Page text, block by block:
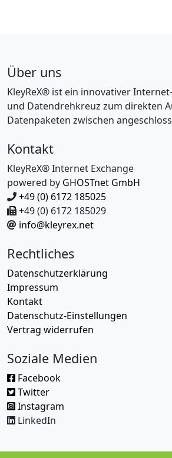
Über uns
KleyReX® ist ein innovativer
und Datendrehkreuz zum direkten
Datenpaketen zwischen
Kontakt
KleyReX® Internet Exchange
powered by GHOSTnet GmbH
+49 (0) 6172 185025
+49 (0) 6172 185029
info@kleyrex.net
Rechtliches
Datenschutzerklärung
Impressum
Kontakt
Datenschutz-Einstellungen
Vertrag widerrufen
Soziale Medien
Facebook
Twitter
Instagram
LinkedIn